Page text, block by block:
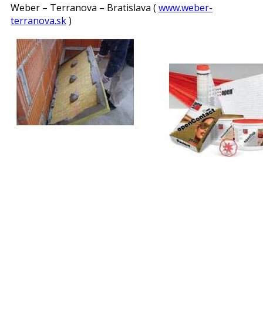
Weber – Terranova – Bratislava (www.weber-
terranova.sk)